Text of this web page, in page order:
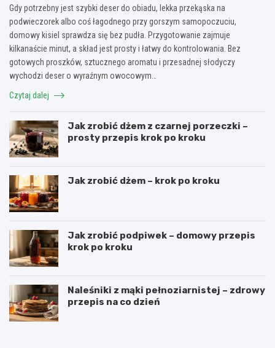
Gdy potrzebny jest szybki deser do obiadu, lekka przekąska na
podwieczorek albo coś łagodnego przy gorszym samopoczuciu,
domowy kisiel sprawdza się bez pudła. Przygotowanie zajmuje
kilkanaście minut, a skład jest prosty i łatwy do kontrolowania. Bez
gotowych proszków, sztucznego aromatu i przesadnej słodyczy
wychodzi deser o wyraźnym owocowym…
Czytaj dalej
Jak zrobić dżem z czarnej porzeczki –
prosty przepis krok po kroku
Jak zrobić dżem – krok po kroku
Jak zrobić podpiwek – domowy przepis
krok po kroku
Naleśniki z mąki pełnoziarnistej – zdrowy
przepis na co dzień